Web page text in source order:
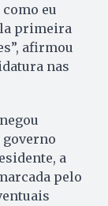
eu
primeira
afirmou
nas
a
pelo